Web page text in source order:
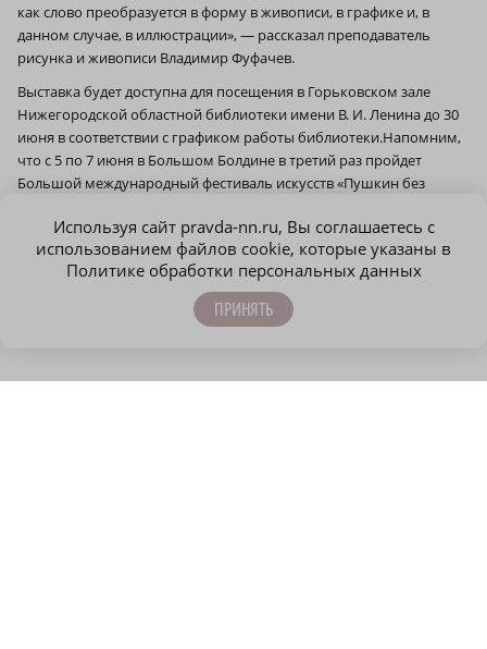
как слово преобразуется в форму в живописи, в графике и, в
данном случае, в иллюстрации», — рассказал преподаватель
рисунка и живописи Владимир Фуфачев.
Выставка будет доступна для посещения в Горьковском зале
Нижегородской областной библиотеки имени В. И. Ленина до 30
июня в соответствии с графиком работы библиотеки.Напомним,
что с 5 по 7 июня в Большом Болдине в третий раз пройдет
Большой международный фестиваль искусств «Пушкин без
проектов, посвященных творческому наследию Александра
Пушкина.
Используя сайт pravda-nn.ru, Вы соглашаетесь с
использованием файлов cookie, которые указаны в
Политике обработки персональных данных
ПРИНЯТЬ